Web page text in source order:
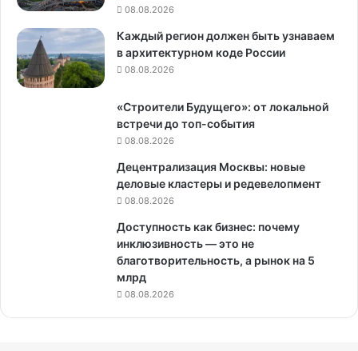
08.08.2026
Каждый регион должен быть узнаваем
в архитектурном коде России
08.08.2026
«Строители Будущего»: от локальной
встречи до топ-события
08.08.2026
Децентрализация Москвы: новые
деловые кластеры и редевелопмент
08.08.2026
Доступность как бизнес: почему
инклюзивность — это не
благотворительность, а рынок на 5
млрд
08.08.2026